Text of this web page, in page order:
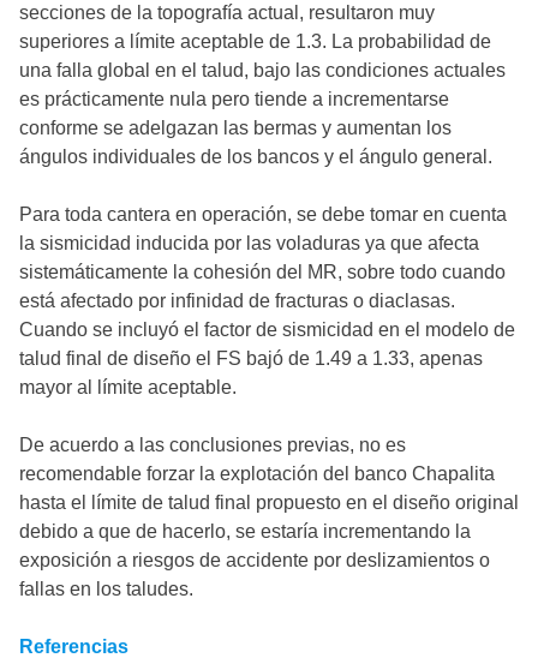
secciones de la topografía actual, resultaron muy
superiores a límite aceptable de 1.3. La probabilidad de
una falla global en el talud, bajo las condiciones actuales
es prácticamente nula pero tiende a incrementarse
conforme se adelgazan las bermas y aumentan los
ángulos individuales de los bancos y el ángulo general.
Para toda cantera en operación, se debe tomar en cuenta
la sismicidad inducida por las voladuras ya que afecta
sistemáticamente la cohesión del MR, sobre todo cuando
está afectado por infinidad de fracturas o diaclasas.
Cuando se incluyó el factor de sismicidad en el modelo de
talud final de diseño el FS bajó de 1.49 a 1.33, apenas
mayor al límite aceptable.
De acuerdo a las conclusiones previas, no es
recomendable forzar la explotación del banco Chapalita
hasta el límite de talud final propuesto en el diseño original
debido a que de hacerlo, se estaría incrementando la
exposición a riesgos de accidente por deslizamientos o
fallas en los taludes.
Referencias